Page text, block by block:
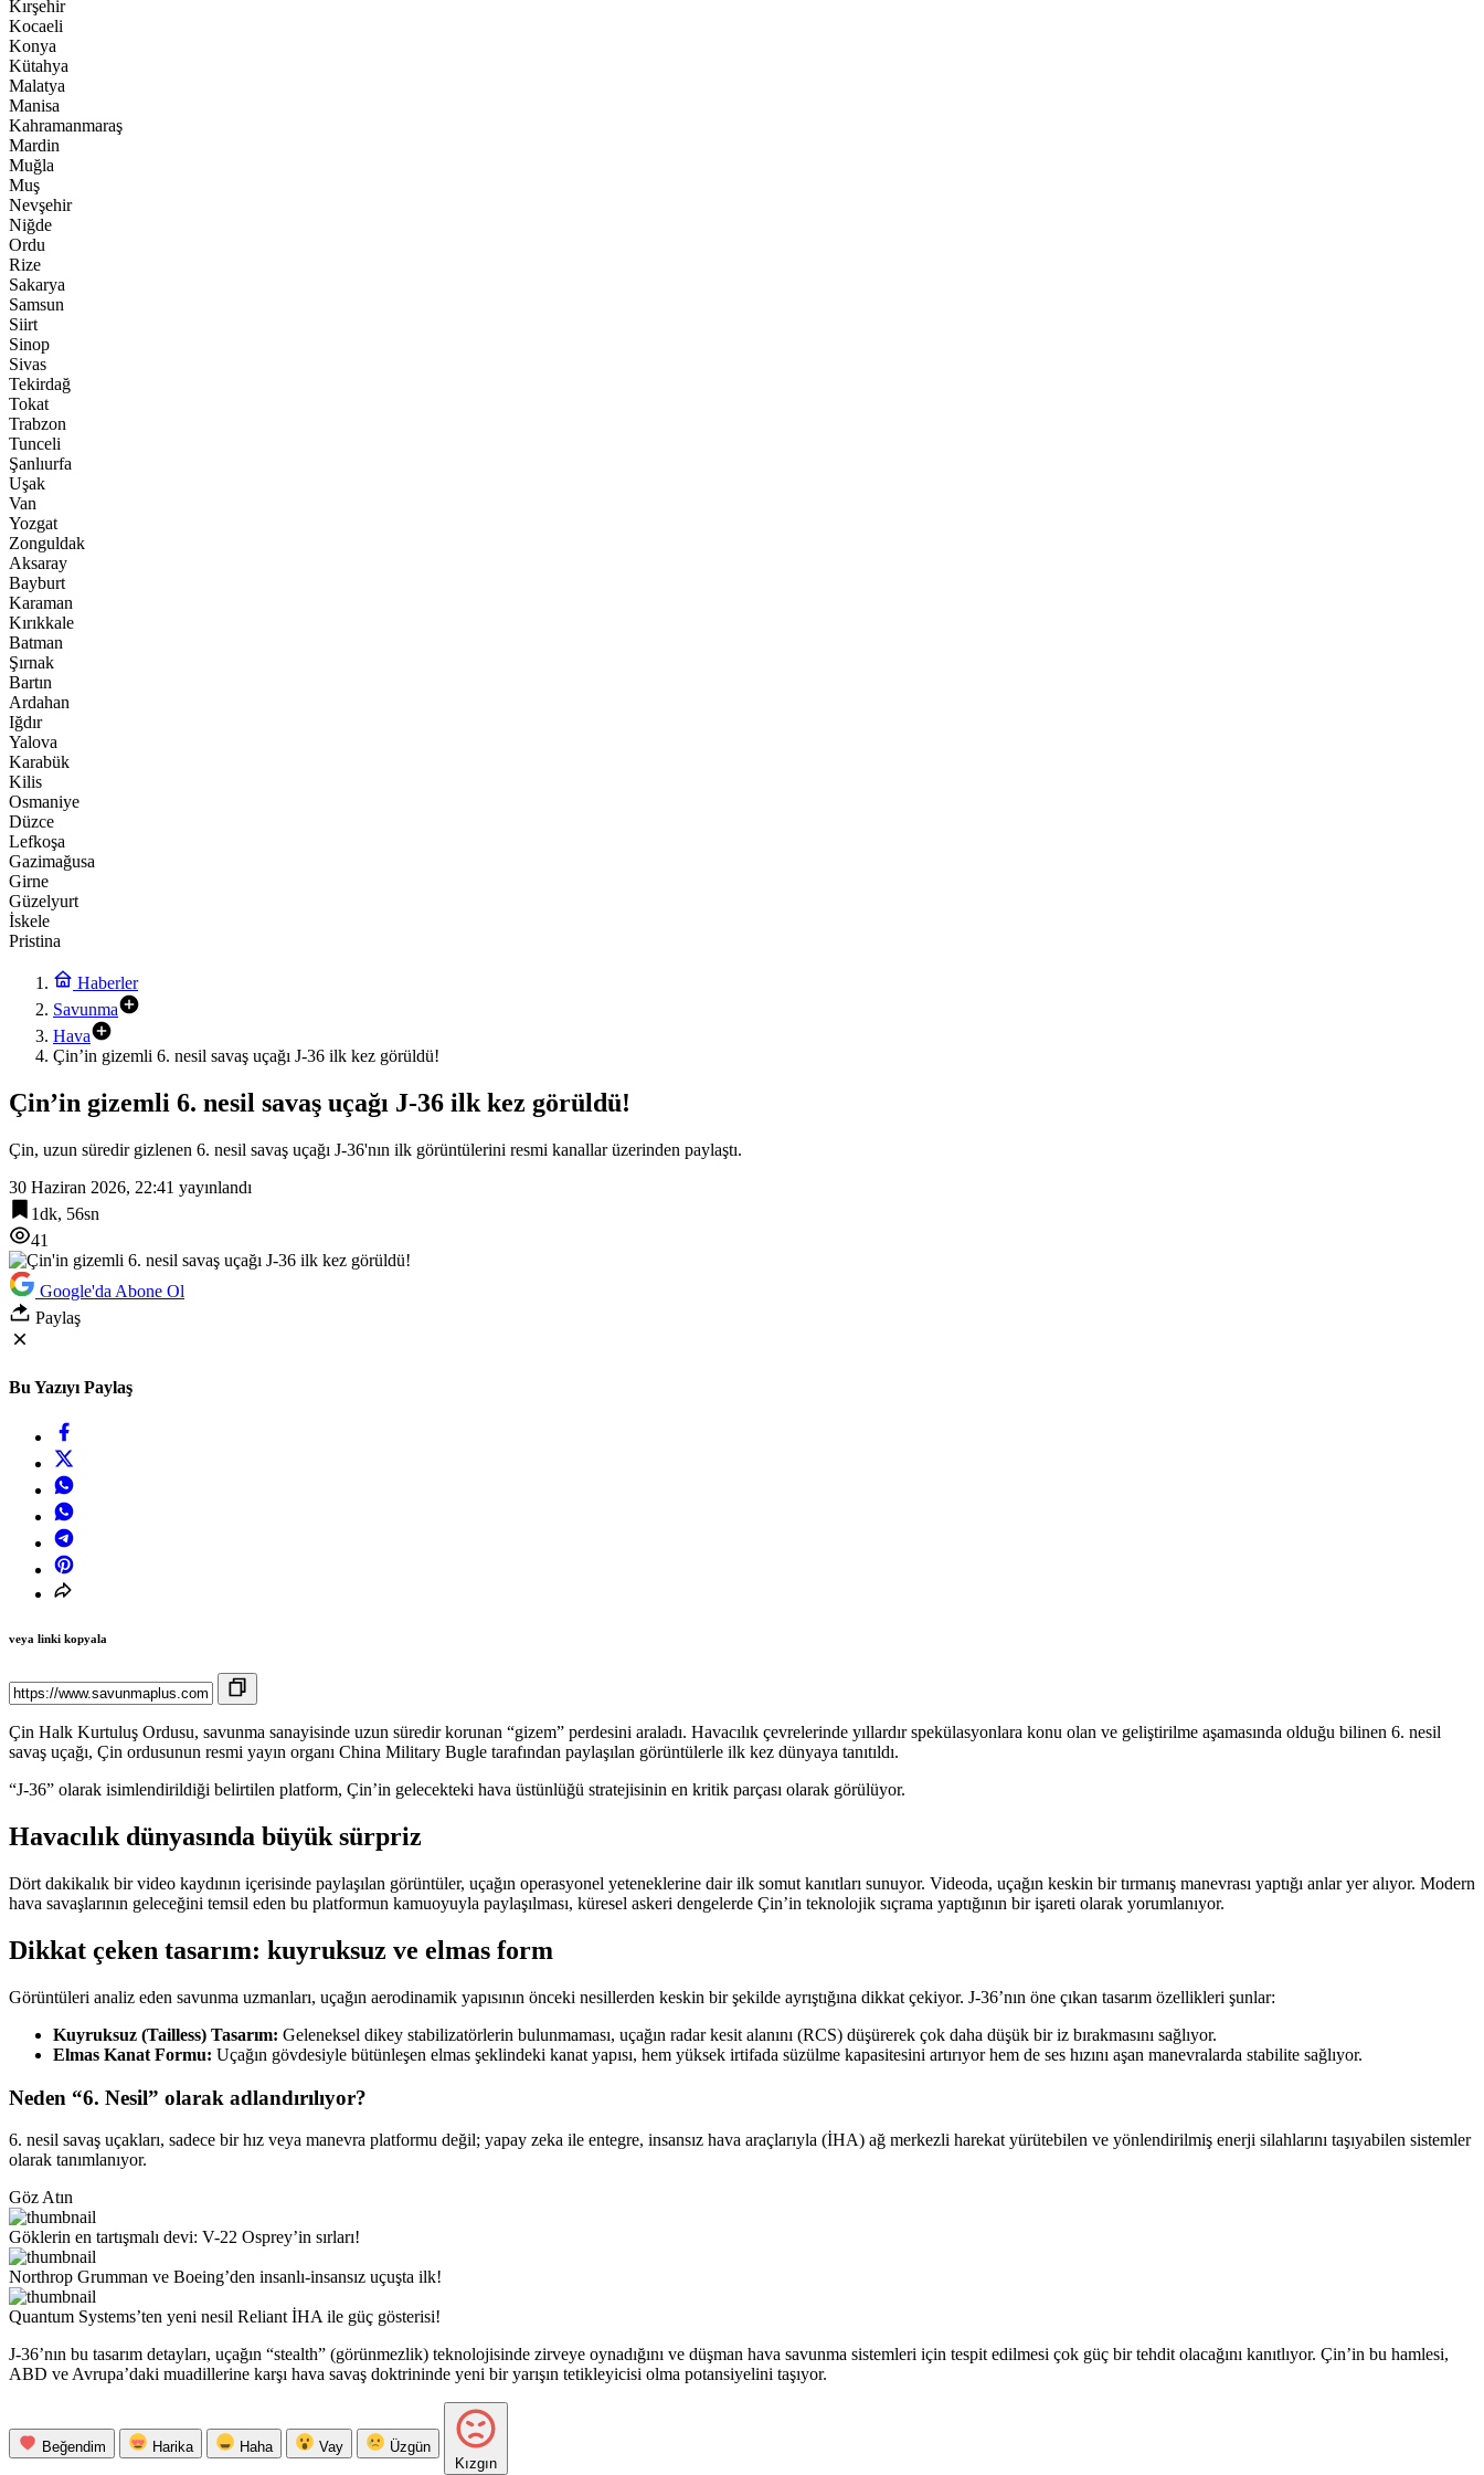
Kırşehir
Kocaeli
Konya
Kütahya
Malatya
Manisa
Kahramanmaraş
Mardin
Muğla
Muş
Nevşehir
Niğde
Ordu
Rize
Sakarya
Samsun
Siirt
Sinop
Sivas
Tekirdağ
Tokat
Trabzon
Tunceli
Şanlıurfa
Uşak
Van
Yozgat
Zonguldak
Aksaray
Bayburt
Karaman
Kırıkkale
Batman
Şırnak
Bartın
Ardahan
Iğdır
Yalova
Karabük
Kilis
Osmaniye
Düzce
Lefkoşa
Gazimağusa
Girne
Güzelyurt
İskele
Pristina
Haberler
Savunma
Hava
Çin’in gizemli 6. nesil savaş uçağı J-36 ilk kez görüldü!
Çin’in gizemli 6. nesil savaş uçağı J-36 ilk kez görüldü!
Çin, uzun süredir gizlenen 6. nesil savaş uçağı J-36'nın ilk görüntülerini resmi kanallar üzerinden paylaştı.
30 Haziran 2026, 22:41 yayınlandı
1dk, 56sn
41
Google'da Abone Ol
Paylaş
Bu Yazıyı Paylaş
veya linki kopyala
Çin Halk Kurtuluş Ordusu, savunma sanayisinde uzun süredir korunan “gizem” perdesini araladı. Havacılık çevrelerinde yıllardır spekülasyonlara konu olan ve geliştirilme aşamasında olduğu bilinen 6. nesil
savaş uçağı, Çin ordusunun resmi yayın organı China Military Bugle tarafından paylaşılan görüntülerle ilk kez dünyaya tanıtıldı.
“J-36” olarak isimlendirildiği belirtilen platform, Çin’in gelecekteki hava üstünlüğü stratejisinin en kritik parçası olarak görülüyor.
Havacılık dünyasında büyük sürpriz
Dört dakikalık bir video kaydının içerisinde paylaşılan görüntüler, uçağın operasyonel yeteneklerine dair ilk somut kanıtları sunuyor. Videoda, uçağın keskin bir tırmanış manevrası yaptığı anlar yer alıyor. Modern
hava savaşlarının geleceğini temsil eden bu platformun kamuoyuyla paylaşılması, küresel askeri dengelerde Çin’in teknolojik sıçrama yaptığının bir işareti olarak yorumlanıyor.
Dikkat çeken tasarım: kuyruksuz ve elmas form
Görüntüleri analiz eden savunma uzmanları, uçağın aerodinamik yapısının önceki nesillerden keskin bir şekilde ayrıştığına dikkat çekiyor. J-36’nın öne çıkan tasarım özellikleri şunlar:
Kuyruksuz (Tailless) Tasarım: Geleneksel dikey stabilizatörlerin bulunmaması, uçağın radar kesit alanını (RCS) düşürerek çok daha düşük bir iz bırakmasını sağlıyor.
Elmas Kanat Formu: Uçağın gövdesiyle bütünleşen elmas şeklindeki kanat yapısı, hem yüksek irtifada süzülme kapasitesini artırıyor hem de ses hızını aşan manevralarda stabilite sağlıyor.
Neden “6. Nesil” olarak adlandırılıyor?
6. nesil savaş uçakları, sadece bir hız veya manevra platformu değil; yapay zeka ile entegre, insansız hava araçlarıyla (İHA) ağ merkezli harekat yürütebilen ve yönlendirilmiş enerji silahlarını taşıyabilen sistemler
olarak tanımlanıyor.
Göz Atın
Göklerin en tartışmalı devi: V-22 Osprey’in sırları!
Northrop Grumman ve Boeing’den insanlı-insansız uçuşta ilk!
Quantum Systems’ten yeni nesil Reliant İHA ile güç gösterisi!
J-36’nın bu tasarım detayları, uçağın “stealth” (görünmezlik) teknolojisinde zirveye oynadığını ve düşman hava savunma sistemleri için tespit edilmesi çok güç bir tehdit olacağını kanıtlıyor. Çin’in bu hamlesi,
ABD ve Avrupa’daki muadillerine karşı hava savaş doktrininde yeni bir yarışın tetikleyicisi olma potansiyelini taşıyor.
Beğendim Harika Haha Vay
Üzgün
Kızgın